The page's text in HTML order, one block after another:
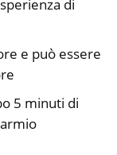
di
e può essere
5 minuti di